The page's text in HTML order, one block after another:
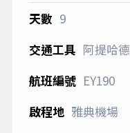
9
阿提哈德
EY190
雅典機場